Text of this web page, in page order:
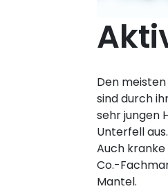
Den
sind durch
sehr jungen
Unterfell
Auch
Co.-
Mantel.